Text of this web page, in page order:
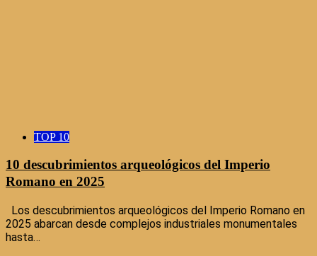
TOP 10
10 descubrimientos arqueológicos del Imperio
Romano en 2025
Los descubrimientos arqueológicos del Imperio Romano en
2025 abarcan desde complejos industriales monumentales
hasta…